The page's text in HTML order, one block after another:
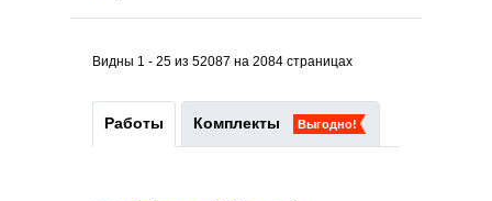
Видны 1 - 25 из 52087 на 2084 страницах
Работы Комплекты Выгодно!